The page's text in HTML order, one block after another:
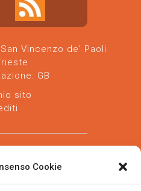
Cookie
Vincenzo de' Paoli
GB
sito